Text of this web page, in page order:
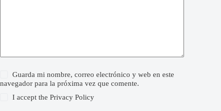
Guarda mi nombre, correo electrónico y web en este
navegador para la próxima vez que comente.
I accept thePrivacy Policy